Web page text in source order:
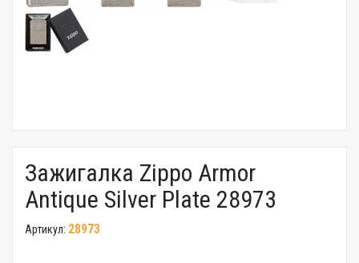
Зажигалка Zippo Armor
Antique Silver Plate 28973
Артикул: 28973